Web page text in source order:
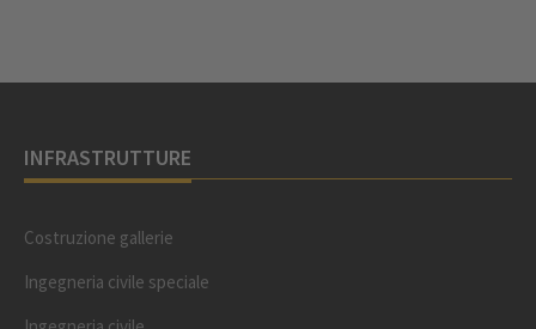
INFRASTRUTTURE
Costruzione gallerie
Ingegneria civile speciale